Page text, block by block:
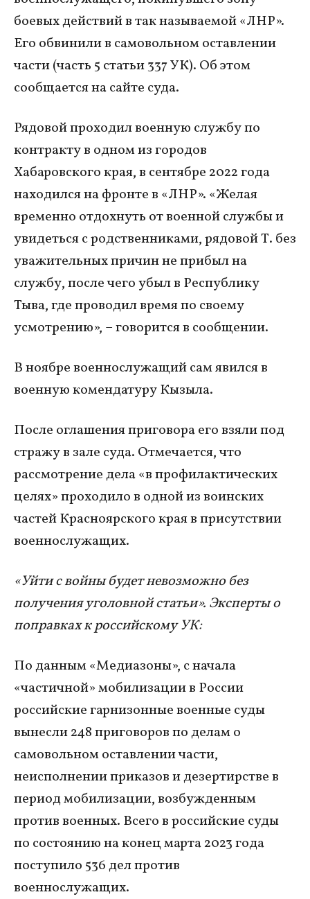
боевых действий в так называемой «ЛНР».
Его обвинили в самовольном оставлении
части (часть 5 статьи 337 УК). Об этом
сообщается на сайте суда.
Рядовой проходил военную службу по
контракту в одном из городов
Хабаровского края, в сентябре 2022 года
находился на фронте в «ЛНР». «Желая
временно отдохнуть от военной службы и
увидеться с родственниками, рядовой Т. без
уважительных причин не прибыл на
службу, после чего убыл в Республику
Тыва, где проводил время по своему
усмотрению», – говорится в сообщении.
В ноябре военнослужащий сам явился в
военную комендатуру Кызыла.
После оглашения приговора его взяли под
стражу в зале суда. Отмечается, что
рассмотрение дела «в профилактических
целях» проходило в одной из воинских
частей Красноярского края в присутствии
военнослужащих.
«Уйти с войны будет невозможно без
получения уголовной статьи». Эксперты о
поправках к российскому УК:
По данным «Медиазоны», с начала
«частичной» мобилизации в России
российские гарнизонные военные суды
вынесли 248 приговоров по делам о
самовольном оставлении части,
неисполнении приказов и дезертирстве в
период мобилизации, возбужденным
против военных. Всего в российские суды
по состоянию на конец марта 2023 года
поступило 536 дел против
военнослужащих.